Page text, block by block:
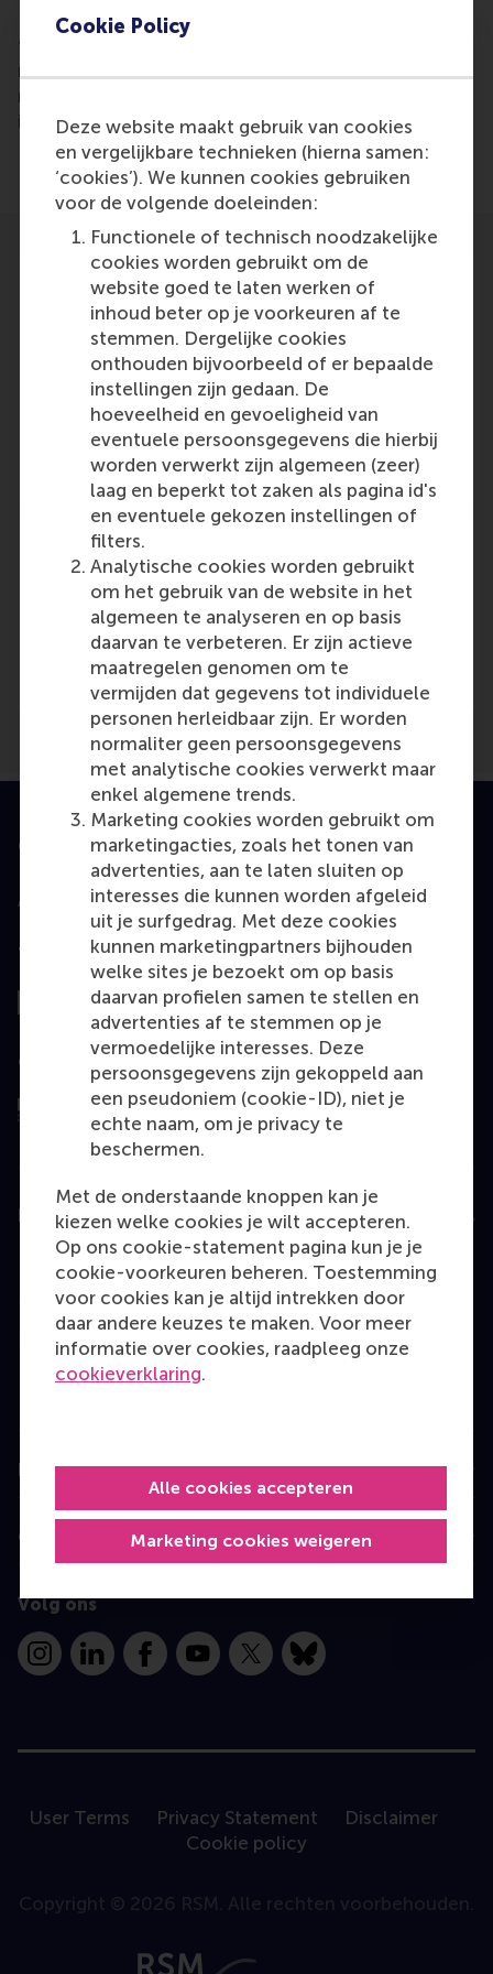
Cookie Policy
Deze website maakt gebruik van cookies
en vergelijkbare technieken (hierna samen:
‘cookies’). We kunnen cookies gebruiken
voor de volgende doeleinden:
Functionele of technisch noodzakelijke
cookies worden gebruikt om de
website goed te laten werken of
inhoud beter op je voorkeuren af te
stemmen. Dergelijke cookies
onthouden bijvoorbeeld of er bepaalde
instellingen zijn gedaan. De
hoeveelheid en gevoeligheid van
eventuele persoonsgegevens die hierbij
worden verwerkt zijn algemeen (zeer)
laag en beperkt tot zaken als pagina id's
en eventuele gekozen instellingen of
filters.
Analytische cookies worden gebruikt
om het gebruik van de website in het
algemeen te analyseren en op basis
daarvan te verbeteren. Er zijn actieve
maatregelen genomen om te
vermijden dat gegevens tot individuele
personen herleidbaar zijn. Er worden
normaliter geen persoonsgegevens
met analytische cookies verwerkt maar
enkel algemene trends.
Marketing cookies worden gebruikt om
marketingacties, zoals het tonen van
advertenties, aan te laten sluiten op
interesses die kunnen worden afgeleid
uit je surfgedrag. Met deze cookies
kunnen marketingpartners bijhouden
welke sites je bezoekt om op basis
daarvan profielen samen te stellen en
advertenties af te stemmen op je
vermoedelijke interesses. Deze
persoonsgegevens zijn gekoppeld aan
een pseudoniem (cookie-ID), niet je
echte naam, om je privacy te
beschermen.
Met de onderstaande knoppen kan je
kiezen welke cookies je wilt accepteren.
Op ons cookie-statement pagina kun je je
cookie-voorkeuren beheren. Toestemming
voor cookies kan je altijd intrekken door
daar andere keuzes te maken. Voor meer
informatie over cookies, raadpleeg onze
cookieverklaring.
Marketing cookies weigeren
Alle cookies accepteren
Prof René de Koster, juror at Logistics Manager of
the year, discusses the proposition: "The logistics
manager is focused on the content and works
mainly based on analytical capabilities" in a video
interview.
Participants
Rene de Koster
Role: Faculty
Reference type: Featured
Media Outlets
Logistiek Manager van het Jaar
Geaccrediteerd door
Top gerangschikt
Geëvalueerd door
Education
Bachelor
Master
MBA
Executive Education
Information for
Contact
Volg ons
InstagramLinkedInFacebookYouTube
X Bluesky
User Terms Privacy Statement
Disclaimer
Cookie policy